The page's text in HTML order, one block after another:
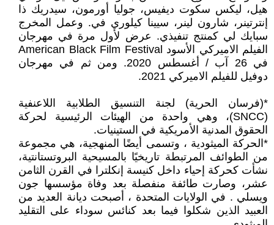
هيل، ليكس سكوت ديفيس، جوليا أورمون، سيدريك ذا
إنترتينر، شارون لينر، سيينا كيلوري في. وعمل المخرج
سبايك لي كمنتج تنفيذي. عرض لأول مرة في مهرجان
الفيلم الاميركي الأسود American Black Film Festival
في 26 آب / أغسطس 2020. ومن ثم في مهرجان
دوفيل للفيلم الاميركي 2021.
*(فرسان الحرية) لجنة التنسيق الطلابية اللاعنفية
(SNCC)، وهي واحدة من الهيئات الرئيسية لحركة
الحقوق المدنية الأمريكية في الستينيات.
*الحركة الميثودية ، وتسمى أيضًا المنهجية، هي مجموعة
من الطوائف المرتبطة تاريخيًا بالمسيحية البروتستانتية،
نشأت كحركة إحياء داخل كنيسة إنكلترا في القرن الثامن
عشر، وصارت طائفة منفصلة بعد وفاة مؤسسها جون
ويسلي . في الولايات المتحدة ، أصبحت ديانة العديد من
العبيد الذين شكلوا فيما بعد كنائس سوداء على التقليد